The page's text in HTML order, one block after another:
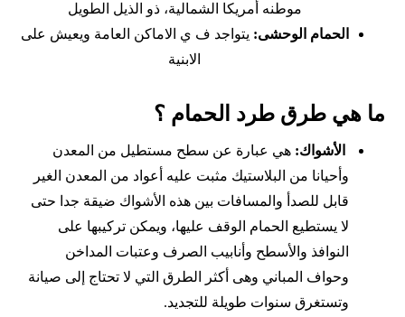
موطنه أمريكا الشمالية، ذو الذيل الطويل
الحمام الوحشى: يتواجد ف ي الاماكن العامة ويعيش على
الابنية
ما هي طرق طرد الحمام ؟
الأشواك: هي عبارة عن سطح مستطيل من المعدن
وأحيانا من البلاستيك مثبت عليه أعواد من المعدن الغير
قابل للصدأ والمسافات بين هذه الأشواك ضيقة جدا حتى
لا يستطيع الحمام الوقف عليها، ويمكن تركيبها على
النوافذ والأسطح وأنابيب الصرف وعتبات المداخن
وحواف المباني وهى أكثر الطرق التي لا تحتاج إلى صيانة
وتستغرق سنوات طويلة للتجديد.